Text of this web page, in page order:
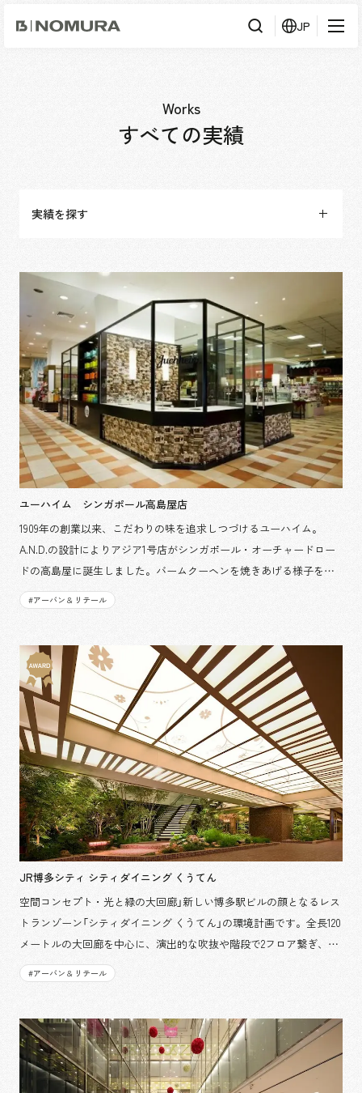
乃
村
工
JP
会社情報TOP
会社概要・アクセス
役員構成・組織図
拠点一覧
グループ会社
沿革
すべて
アーバン & リテール
ホスピタリティ
コーポレート
エンターテインメント
コンベンション & イベント
パブリック
採用情報
新卒採用
キャリア採用
働く環境
プロジェクト紹介
派遣社員について
サステナビリティ
ニュース
よくあるご質問
協力会社様専用ページ
お問い合わせ
JP EN CN
乃村工藝社の最新ニュースをお届けしております
乃村工藝社の実績紹介を中心に発信しております
空間づくりのプロセスをお届けしております
Works
すべての実績
実績を探す
条件から探す
市場領域
アーバン & リテール ホスピタリティ
コーポレート
エンターテインメント
コンベンション & イベント
パブリック
オープン年
2014
2013 2012 2011以前
エリア
関西
中国・四国 九州 沖縄 海外
タグ
※複数選択可
大阪・関西万博
アワード受賞
ソーシャルグッド
フェアウッド
地域活性化
ウェルビーイング
リニューアル／リノベーション
コンバージョン
デジタルテクノロジー
公民連携（PPP・PFI）
サステナビリティ
ヘルスケア
建築
オフィス／ワークプレイス
検索する
ユーハイム シンガポール高島屋店
1909年の創業以来、こだわりの味を追求しつづけるユーハイム。
A.N.D.の設計によりアジア1号店がシンガポール・オーチャードロー
ドの高島屋に誕生しました。バームクーヘンを焼きあげる様子を目
の前で楽しむことができます。 (シンガポール) 担当箇所：デザイ
ン・設計, 制作・施工
#アーバン & リテール
JR博多シティ シティダイニング くうてん
空間コンセプト・光と緑の大回廊」新しい博多駅ビルの顔となるレス
トランゾーン「シティダイニング くうてん」の環境計画です。全長120
メートルの大回廊を中心に、演出的な吹抜や階段で2フロア繋ぎ、風
の通る光庭やテラスを配置することで、有機的な回遊動線をとって
います。多くのトップライトとそれぞれに九州の自然をモチーフと
ど、「緑・木・花・土・光・風」を取り入れた空間演出で緑あふれる
くつろぎの飲食空間を実現しています。
#アーバン & リテール